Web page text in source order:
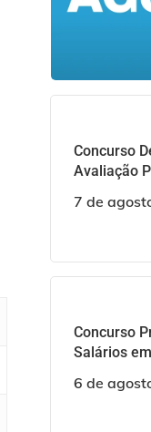
Concurso
Avaliação
7 de
Concurso
Salários
6 de